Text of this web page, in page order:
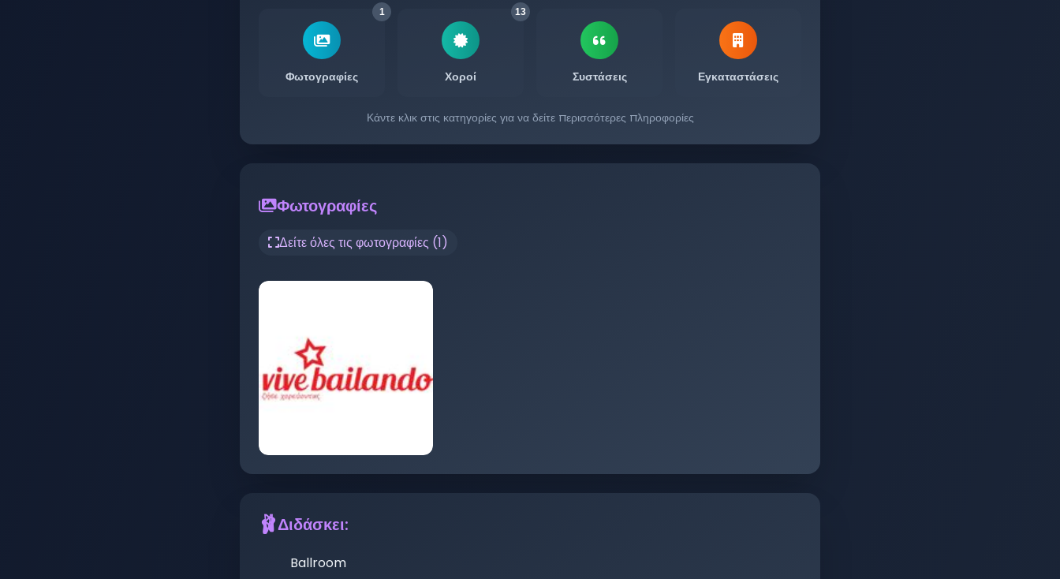
Φωτογραφίες
1
Χοροί
13
Συστάσεις Εγκαταστάσεις
Κάντε κλικ στις κατηγορίες για να δείτε περισσότερες πληροφορίες
Φωτογραφίες
Δείτε όλες τις φωτογραφίες (1)
🩰Διδάσκει:
Ballroom